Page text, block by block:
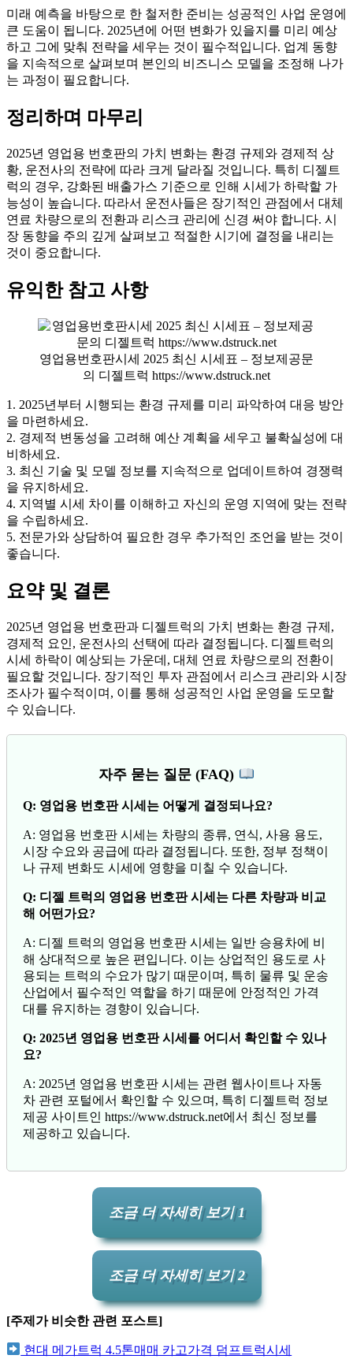
미래 예측을 바탕으로 한 철저한 준비는 성공적인 사업 운영에
큰 도움이 됩니다. 2025년에 어떤 변화가 있을지를 미리 예상
하고 그에 맞춰 전략을 세우는 것이 필수적입니다. 업계 동향
을 지속적으로 살펴보며 본인의 비즈니스 모델을 조정해 나가
는 과정이 필요합니다.
정리하며 마무리
2025년 영업용 번호판의 가치 변화는 환경 규제와 경제적 상
황, 운전사의 전략에 따라 크게 달라질 것입니다. 특히 디젤트
럭의 경우, 강화된 배출가스 기준으로 인해 시세가 하락할 가
능성이 높습니다. 따라서 운전사들은 장기적인 관점에서 대체
연료 차량으로의 전환과 리스크 관리에 신경 써야 합니다. 시
장 동향을 주의 깊게 살펴보고 적절한 시기에 결정을 내리는
것이 중요합니다.
유익한 참고 사항
영업용번호판시세 2025 최신 시세표 – 정보제공문
의 디젤트럭 https://www.dstruck.net
1. 2025년부터 시행되는 환경 규제를 미리 파악하여 대응 방안
을 마련하세요.
2. 경제적 변동성을 고려해 예산 계획을 세우고 불확실성에 대
비하세요.
3. 최신 기술 및 모델 정보를 지속적으로 업데이트하여 경쟁력
을 유지하세요.
4. 지역별 시세 차이를 이해하고 자신의 운영 지역에 맞는 전략
을 수립하세요.
5. 전문가와 상담하여 필요한 경우 추가적인 조언을 받는 것이
좋습니다.
요약 및 결론
2025년 영업용 번호판과 디젤트럭의 가치 변화는 환경 규제,
경제적 요인, 운전사의 선택에 따라 결정됩니다. 디젤트럭의
시세 하락이 예상되는 가운데, 대체 연료 차량으로의 전환이
필요할 것입니다. 장기적인 투자 관점에서 리스크 관리와 시장
조사가 필수적이며, 이를 통해 성공적인 사업 운영을 도모할
수 있습니다.
자주 묻는 질문 (FAQ)
Q: 영업용 번호판 시세는 어떻게 결정되나요?
A: 영업용 번호판 시세는 차량의 종류, 연식, 사용 용도,
시장 수요와 공급에 따라 결정됩니다. 또한, 정부 정책이
나 규제 변화도 시세에 영향을 미칠 수 있습니다.
Q: 디젤 트럭의 영업용 번호판 시세는 다른 차량과 비교
해 어떤가요?
A: 디젤 트럭의 영업용 번호판 시세는 일반 승용차에 비
해 상대적으로 높은 편입니다. 이는 상업적인 용도로 사
용되는 트럭의 수요가 많기 때문이며, 특히 물류 및 운송
산업에서 필수적인 역할을 하기 때문에 안정적인 가격
대를 유지하는 경향이 있습니다.
Q: 2025년 영업용 번호판 시세를 어디서 확인할 수 있나
요?
A: 2025년 영업용 번호판 시세는 관련 웹사이트나 자동
차 관련 포털에서 확인할 수 있으며, 특히 디젤트럭 정보
제공 사이트인 https://www.dstruck.net에서 최신 정보를
제공하고 있습니다.
조금 더 자세히 보기 1
조금 더 자세히 보기 2
[주제가 비슷한 관련 포스트]
현대 메가트럭 4.5톤매매 카고가격 덤프트럭시세